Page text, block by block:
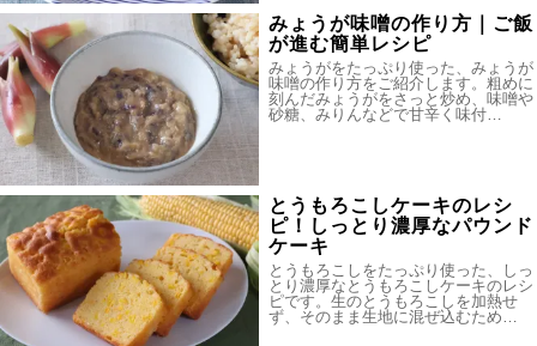
みょうが味噌の作り方｜ご飯
が進む簡単レシピ
みょうがをたっぷり使った、みょうが
味噌の作り方をご紹介します。粗めに
刻んだみょうがをさっと炒め、味噌や
砂糖、みりんなどで甘辛く味付…
とうもろこしケーキのレシ
ピ！しっとり濃厚なパウンド
ケーキ
とうもろこしをたっぷり使った、しっ
とり濃厚なとうもろこしケーキのレシ
ピです。生のとうもろこしを加熱せ
ず、そのまま生地に混ぜ込むため…